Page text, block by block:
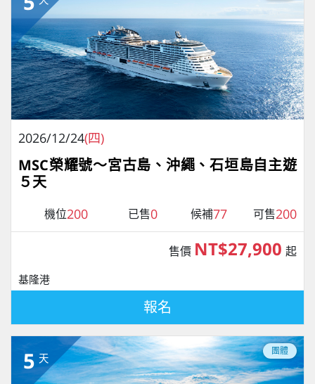
2026/12/24(四)
MSC榮耀號～宮古島、沖繩、石垣島自主遊
５天
機位200 已售0 候補77 可售200
基隆港
售價 NT$27,900 起
報名
5 天
團體